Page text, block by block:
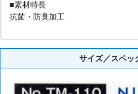
■素材特長
抗菌・防臭加工
サイズ／スペッ